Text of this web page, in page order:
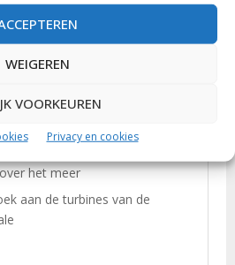
WEIGEREN
VOORKEUREN
Privacy en cookies
40%
het meer
aan de turbines van de